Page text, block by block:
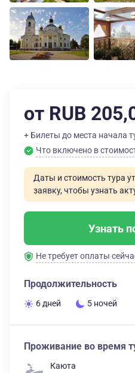
от RUB
+ Билеты до места начала
Что включено в
Даты и стоимость тура
заявку, чтобы узнать
Узнать
Не требует оплаты
Продолжительность
6 дней 5 ночей
Проживание во время
Каюта